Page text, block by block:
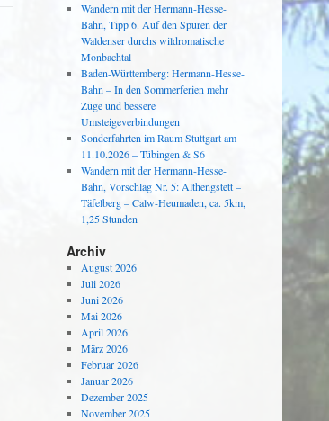
Wandern mit der Hermann-Hesse-
Bahn, Tipp 6. Auf den Spuren der
Waldenser durchs wildromatische
Monbachtal
Baden-Württemberg: Hermann-Hesse-
Bahn – In den Sommerferien mehr
Züge und bessere
Umsteigeverbindungen
Sonderfahrten im Raum Stuttgart am
11.10.2026 – Tübingen & S6
Wandern mit der Hermann-Hesse-
Bahn, Vorschlag Nr. 5: Althengstett –
Täfelberg – Calw-Heumaden, ca. 5km,
1,25 Stunden
Archiv
August 2026
Juli 2026
Juni 2026
Mai 2026
April 2026
März 2026
Februar 2026
Januar 2026
Dezember 2025
November 2025